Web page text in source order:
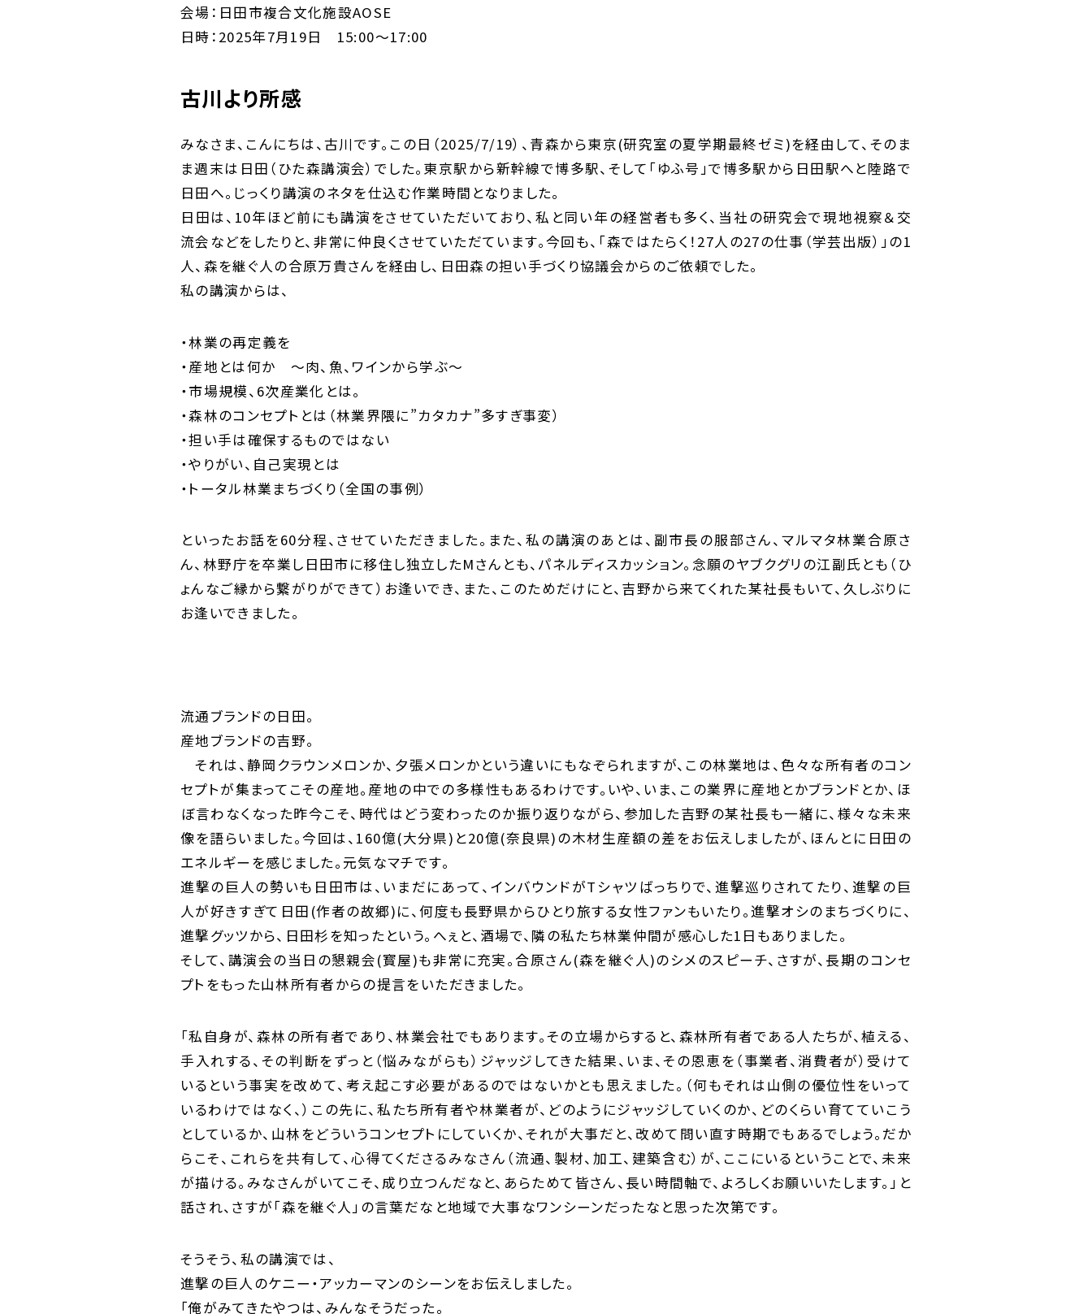
会場：日田市複合文化施設AOSE
日時：2025年7月19日 15:00～17:00
古川より所感
みなさま、こんにちは、古川です。この日（2025/7/19）、青森から東京(研究室の夏学期最終ゼミ)を経由して、そのま
ま週末は日田（ひた森講演会）でした。東京駅から新幹線で博多駅、そして「ゆふ号」で博多駅から日田駅へと陸路で
日田へ。じっくり講演のネタを仕込む作業時間となりました。
日田は、10年ほど前にも講演をさせていただいており、私と同い年の経営者も多く、当社の研究会で現地視察＆交
流会などをしたりと、非常に仲良くさせていただています。今回も、「森ではたらく！27人の27の仕事（学芸出版）」の1
人、森を継ぐ人の合原万貴さんを経由し、日田森の担い手づくり協議会からのご依頼でした。
私の講演からは、
・林業の再定義を
・産地とは何か ～肉、魚、ワインから学ぶ～
・市場規模、6次産業化とは。
・森林のコンセプトとは（林業界隈に”カタカナ”多すぎ事変）
・担い手は確保するものではない
・やりがい、自己実現とは
・トータル林業まちづくり（全国の事例）
といったお話を60分程、させていただきました。また、私の講演のあとは、副市長の服部さん、マルマタ林業合原さ
ん、林野庁を卒業し日田市に移住し独立したMさんとも、パネルディスカッション。念願のヤブクグリの江副氏とも（ひ
ょんなご縁から繋がりができて）お逢いでき、また、このためだけにと、吉野から来てくれた某社長もいて、久しぶりに
お逢いできました。
流通ブランドの日田。
産地ブランドの吉野。
それは、静岡クラウンメロンか、夕張メロンかという違いにもなぞられますが、この林業地は、色々な所有者のコン
セプトが集まってこその産地。産地の中での多様性もあるわけです。いや、いま、この業界に産地とかブランドとか、ほ
ぼ言わなくなった昨今こそ、時代はどう変わったのか振り返りながら、参加した吉野の某社長も一緒に、様々な未来
像を語らいました。今回は、160億(大分県)と20億(奈良県)の木材生産額の差をお伝えしましたが、ほんとに日田の
エネルギーを感じました。元気なマチです。
進撃の巨人の勢いも日田市は、いまだにあって、インバウンドがTシャツばっちりで、進撃巡りされてたり、進撃の巨
人が好きすぎて日田(作者の故郷)に、何度も長野県からひとり旅する女性ファンもいたり。進撃オシのまちづくりに、
進撃グッツから、日田杉を知ったという。へぇと、酒場で、隣の私たち林業仲間が感心した1日もありました。
そして、講演会の当日の懇親会(寳屋)も非常に充実。合原さん(森を継ぐ人)のシメのスピーチ、さすが、長期のコンセ
プトをもった山林所有者からの提言をいただきました。
「私自身が、森林の所有者であり、林業会社でもあります。その立場からすると、森林所有者である人たちが、植える、
手入れする、その判断をずっと（悩みながらも）ジャッジしてきた結果、いま、その恩恵を（事業者、消費者が）受けて
いるという事実を改めて、考え起こす必要があるのではないかとも思えました。（何もそれは山側の優位性をいって
いるわけではなく、）この先に、私たち所有者や林業者が、どのようにジャッジしていくのか、どのくらい育てていこう
としているか、山林をどういうコンセプトにしていくか、それが大事だと、改めて問い直す時期でもあるでしょう。だか
らこそ、これらを共有して、心得てくださるみなさん（流通、製材、加工、建築含む）が、ここにいるということで、未来
が描ける。みなさんがいてこそ、成り立つんだなと、あらためて皆さん、長い時間軸で、よろしくお願いいたします。」と
話され、さすが「森を継ぐ人」の言葉だなと地域で大事なワンシーンだったなと思った次第です。
そうそう、私の講演では、
進撃の巨人のケニー・アッカーマンのシーンをお伝えしました。
｢俺がみてきたやつは、みんなそうだった。